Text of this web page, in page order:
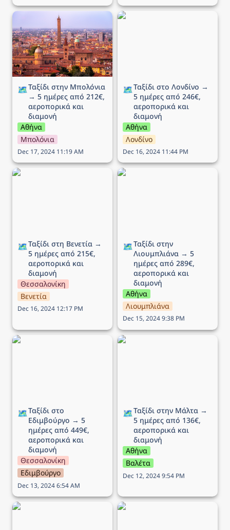
Ταξίδι στην Μπολόνια →
5 ημέρες από 212€,
αεροπορικά και διαμονή
🗺️Ταξίδι στην Μπολόνια
→ 5 ημέρες από 212€,
αεροπορικά και
διαμονή
Αθήνα
Μπολόνια
Dec 17, 2024 11:19 AM
Ταξίδι στο Λονδίνο → 5
🗺️Ταξίδι στο Λονδίνο →
5 ημέρες από 246€,
αεροπορικά και
διαμονή
Αθήνα
Λονδίνο
Dec 16, 2024 11:44 PM
Ταξίδι στη Βενετία → 5
🗺️Ταξίδι στη Βενετία →
5 ημέρες από 215€,
αεροπορικά και
διαμονή
Θεσσαλονίκη
Βενετία
Dec 16, 2024 12:17 PM
Ταξίδι στην Λιουμπλιάνα
🗺️Ταξίδι στην
Λιουμπλιάνα → 5
ημέρες από 289€,
αεροπορικά και
διαμονή
Αθήνα
Λιουμπλιάνα
Dec 15, 2024 9:38 PM
Ταξίδι στο Εδιμβούργο →
🗺️Ταξίδι στο
Εδιμβούργο → 5
ημέρες από 449€,
αεροπορικά και
διαμονή
Θεσσαλονίκη
Εδιμβούργο
Dec 13, 2024 6:54 AM
Ταξίδι στην Μάλτα → 5
🗺️Ταξίδι στην Μάλτα →
5 ημέρες από 136€,
αεροπορικά και
διαμονή
Αθήνα
Βαλέτα
Dec 12, 2024 9:54 PM
Ταξίδι στη Λυών (Αγίου
Ταξίδι στην Νάπολη